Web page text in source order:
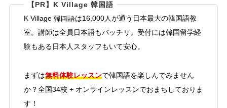
【PR】K Village 韓国語
K Village 韓国語は16,000人が通う日本最大の韓国語教
室。講師は全員日本語もバッチリ。受付には韓国留学経
験もある日本人スタッフもいて安心。
まずは無料体験レッスンで韓国語を楽しんでみません
か？全国34校 + オンラインレッスンでおまちしておりま
す！